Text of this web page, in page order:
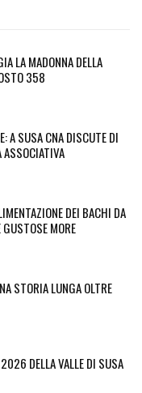
LA MADONNA DELLA
358
A SUSA CNA DISCUTE DI
ASSOCIATIVA
DEI BACHI DA
GUSTOSE MORE
STORIA LUNGA OLTRE
DELLA VALLE DI SUSA